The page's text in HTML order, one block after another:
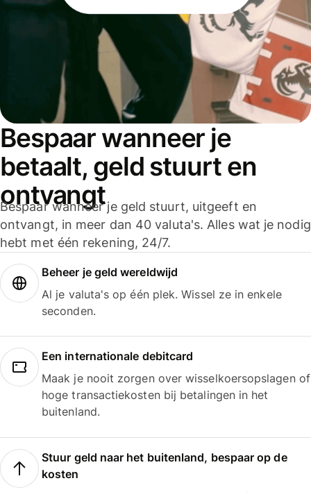
Bespaar wanneer je
betaalt, geld stuurt en
ontvangt
Bespaar wanneer je geld stuurt, uitgeeft en
ontvangt, in meer dan 40 valuta's. Alles wat je nodig
hebt met één rekening, 24/7.
Beheer je geld wereldwijd
Al je valuta's op één plek. Wissel ze in enkele
seconden.
Een internationale debitcard
Maak je nooit zorgen over wisselkoersopslagen of
hoge transactiekosten bij betalingen in het
buitenland.
Stuur geld naar het buitenland, bespaar op de
kosten